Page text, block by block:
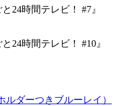
24時間テレビ！ #7』
24時間テレビ！ #10』
ルダーつきブルーレイ）